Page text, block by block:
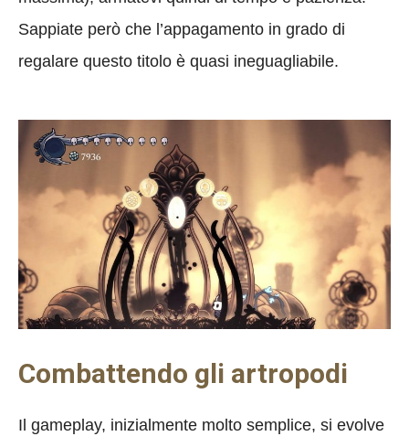
Sappiate però che l’appagamento in grado di
regalare questo titolo è quasi ineguagliabile.
Combattendo gli artropodi
Il gameplay, inizialmente molto semplice, si evolve